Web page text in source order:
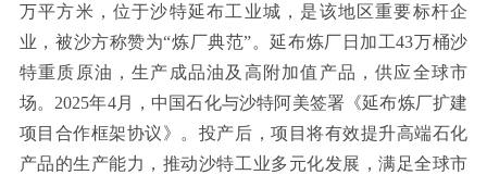
万平方米，位于沙特延布工业城，是该地区重要标杆企
业，被沙方称赞为“炼厂典范”。延布炼厂日加工43万桶沙
特重质原油，生产成品油及高附加值产品，供应全球市
场。2025年4月，中国石化与沙特阿美签署《延布炼厂扩建
项目合作框架协议》。投产后，项目将有效提升高端石化
产品的生产能力，推动沙特工业多元化发展，满足全球市